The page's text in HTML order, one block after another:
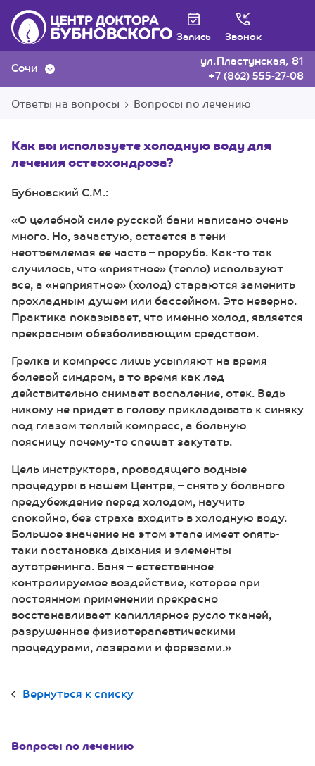
ул.Пластунская, 81
+7 (862) 555-27-08
Запись Звонок
Сочи
Ответы на вопросы
Вопросы по лечению
Как вы используете холодную воду для
лечения остеохондроза?
Бубновский С.М.:
«О целебной силе русской бани написано очень
много. Но, зачастую, остается в тени
неотъемлемая ее часть – прорубь. Как-то так
случилось, что «приятное» (тепло) используют
все, а «неприятное» (холод) стараются заменить
прохладным душем или бассейном. Это неверно.
Практика показывает, что именно холод, является
прекрасным обезболивающим средством.
Грелка и компресс лишь усыпляют на время
болевой синдром, в то время как лед
действительно снимает воспаление, отек. Ведь
никому не придет в голову прикладывать к синяку
под глазом теплый компресс, а больную
поясницу почему-то спешат закутать.
Цель инструктора, проводящего водные
процедуры в нашем Центре, – снять у больного
предубеждение перед холодом, научить
спокойно, без страха входить в холодную воду.
Большое значение на этом этапе имеет опять-
таки постановка дыхания и элементы
аутотренинга. Баня – естественное
контролируемое воздействие, которое при
постоянном применении прекрасно
восстанавливает капиллярное русло тканей,
разрушенное физиотерапевтическими
процедурами, лазерами и форезами.»
Вернуться к списку
Вопросы по лечению